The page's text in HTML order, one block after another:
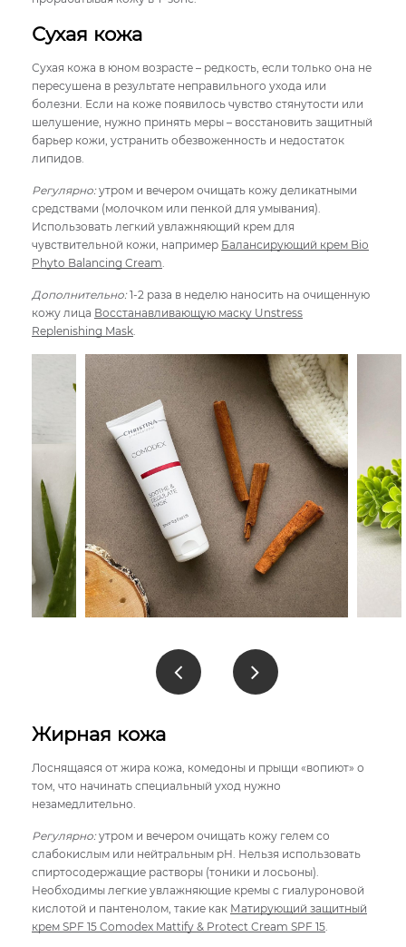
Сухая кожа
Сухая кожа в юном возрасте – редкость, если только она не
пересушена в результате неправильного ухода или
болезни. Если на коже появилось чувство стянутости или
шелушение, нужно принять меры – восстановить защитный
барьер кожи, устранить обезвоженность и недостаток
липидов.
Регулярно:утром и вечером очищать кожу деликатными
средствами (молочком или пенкой для умывания).
Использовать легкий увлажняющий крем для
чувствительной кожи, например Балансирующий крем Bio
Phyto Balancing Cream
Дополнительно:1-2 раза в неделю наносить на очищенную
кожу лица Восстанавливающую маску Unstress
Replenishing Mask
Жирная кожа
Лоснящаяся от жира кожа, комедоны и прыщи «вопиют» о
том, что начинать специальный уход нужно
незамедлительно.
Регулярно:утром и вечером очищать кожу гелем со
слабокислым или нейтральным pH. Нельзя использовать
спиртосодержащие растворы (тоники и лосьоны).
Необходимы легкие увлажняющие кремы с гиалуроновой
кислотой и пантенолом, такие как Матирующий защитный
крем SPF 15 Comodex Mattify & Protect Cream SPF 15